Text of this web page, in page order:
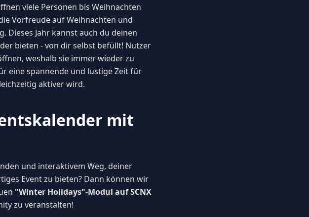
viele Personen bis Weihnachten
Vorfreude auf Weihnachten und
Dieses Jahr kannst auch du deinen
bieten - von dir selbst befüllt! Nutzer
weshalb sie immer wieder zu
eine spannende und lustige Zeit für
aktiver wird.
mit
und interaktivem Weg, deiner
Event zu bieten? Dann können wir
"Winter Holidays"-Modul auf SCNX
zu veranstalten!